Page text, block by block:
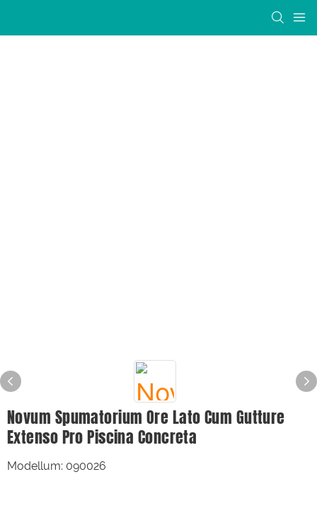
Novum Spumatorium Ore Lato Cum Gutture
Extenso Pro Piscina Concreta
Modellum: 090026